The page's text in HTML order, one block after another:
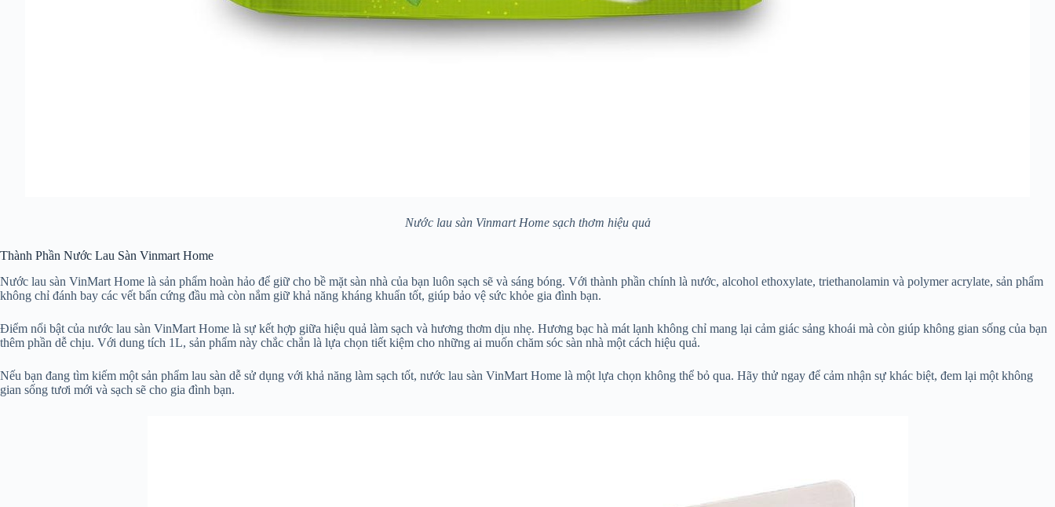
Nước lau sàn Vinmart Home sạch thơm hiệu quả
Thành Phần Nước Lau Sàn Vinmart Home
Nước lau sàn VinMart Home là sản phẩm hoàn hảo để giữ cho bề mặt sàn nhà của bạn luôn sạch sẽ và sáng bóng. Với thành phần chính là nước, alcohol ethoxylate, triethanolamin và polymer acrylate, sản phẩm
không chỉ đánh bay các vết bẩn cứng đầu mà còn nắm giữ khả năng kháng khuẩn tốt, giúp bảo vệ sức khỏe gia đình bạn.
Điểm nổi bật của nước lau sàn VinMart Home là sự kết hợp giữa hiệu quả làm sạch và hương thơm dịu nhẹ. Hương bạc hà mát lạnh không chỉ mang lại cảm giác sảng khoái mà còn giúp không gian sống của bạn
thêm phần dễ chịu. Với dung tích 1L, sản phẩm này chắc chắn là lựa chọn tiết kiệm cho những ai muốn chăm sóc sàn nhà một cách hiệu quả.
Nếu bạn đang tìm kiếm một sản phẩm lau sàn dễ sử dụng với khả năng làm sạch tốt, nước lau sàn VinMart Home là một lựa chọn không thể bỏ qua. Hãy thử ngay để cảm nhận sự khác biệt, đem lại một không
gian sống tươi mới và sạch sẽ cho gia đình bạn.